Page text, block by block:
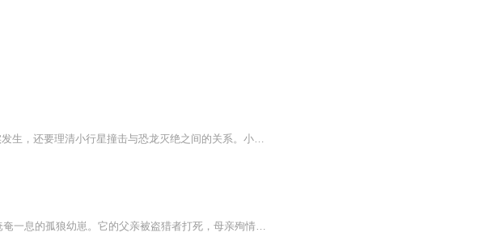
这是新的开始，人们需要找到各种证据，证明小行星撞击确实发生，还要理清小行星撞击与恐龙灭绝之间的关系。小行星撞击是恐龙灭绝的唯一原因，还是各种因素之一？强烈的火山爆发对恐龙灭绝影响如何？为了找出问题的答案，科学家不仅要实地考察，还要用数学...
2010年，成都女画家李微漪在若尔盖草原写生时，偶遇一只奄奄一息的孤狼幼崽。它的父亲被盗猎者打死，母亲殉情自杀，同胞幼崽全部死亡。李微漪心生怜悯，将小狼带回成都家中抚养，取名“格林”。格林在城市中渐渐长大，狼的天性逐渐显露：抓烂沙发、追逐宠...